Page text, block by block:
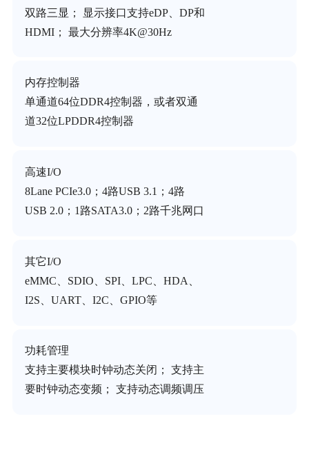
双路三显； 显示接口支持eDP、DP和
HDMI； 最大分辨率4K@30Hz
内存控制器
单通道64位DDR4控制器，或者双通
道32位LPDDR4控制器
高速I/O
8Lane PCIe3.0；4路USB 3.1；4路
USB 2.0；1路SATA3.0；2路千兆网口
其它I/O
eMMC、SDIO、SPI、LPC、HDA、
I2S、UART、I2C、GPIO等
功耗管理
支持主要模块时钟动态关闭； 支持主
要时钟动态变频； 支持动态调频调压